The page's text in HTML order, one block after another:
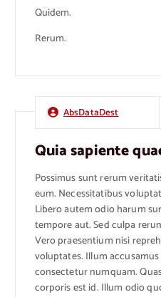
Quidem.
Rerum.
AbsDataDest
Quia sapiente
Possimus sunt rerum
eum. Necessitatibus
Libero autem odio harum
tempore aut. Sed culpa
Vero praesentium nisi
voluptates. Illum
consectetur numquam.
corporis est id. Illum odio